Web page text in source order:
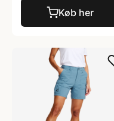
Køb her